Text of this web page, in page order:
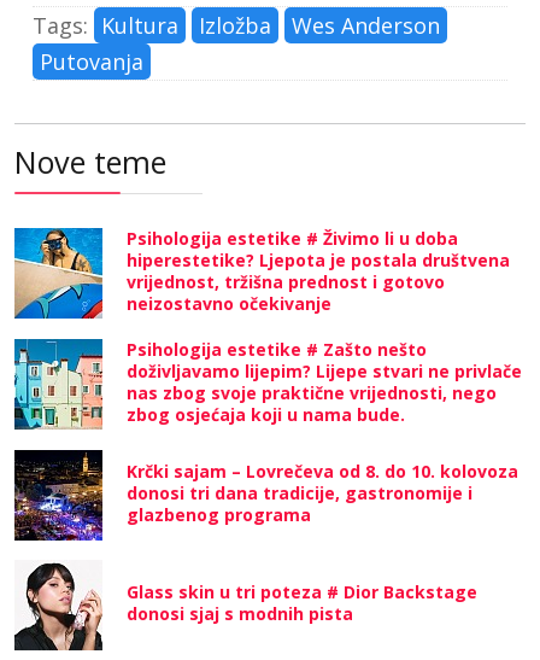
Tags: Kultura Izložba
Wes Anderson
Putovanja
Nove teme
Psihologija estetike # Živimo li u doba
hiperestetike? Ljepota je postala društvena
vrijednost, tržišna prednost i gotovo
neizostavno očekivanje
Psihologija estetike # Zašto nešto
doživljavamo lijepim? Lijepe stvari ne privlače
nas zbog svoje praktične vrijednosti, nego
zbog osjećaja koji u nama bude.
Krčki sajam – Lovrečeva od 8. do 10. kolovoza
donosi tri dana tradicije, gastronomije i
glazbenog programa
Glass skin u tri poteza # Dior Backstage
donosi sjaj s modnih pista